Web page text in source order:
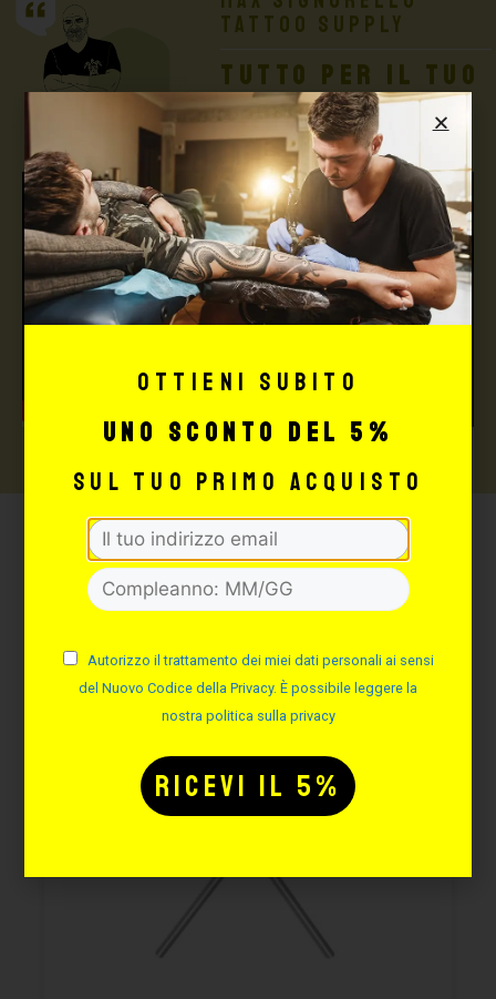
Tattoo Supply
TUTTO PER IL TUO
TATTOO STUDIO
Potrebbe interessarti
anche:
Ottieni subito
uno sconto del 5%
sul tuo primo acquisto
Autorizzo il trattamento dei miei dati personali ai sensi
del Nuovo Codice della Privacy. È possibile leggere la
nostra politica sulla privacy